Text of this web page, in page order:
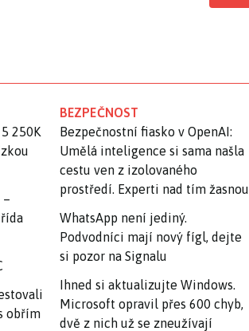
250K
–
obřím
BEZPEČNOST
Bezpečnostní fiasko v OpenAI:
Umělá inteligence si sama našla
cestu ven z izolovaného
prostředí. Experti nad tím žasnou
WhatsApp není jediný.
Podvodníci mají nový fígl, dejte
si pozor na Signalu
Ihned si aktualizujte Windows.
Microsoft opravil přes 600 chyb,
dvě z nich už se zneužívají